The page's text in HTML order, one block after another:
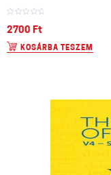
2700 Ft
KOSÁRBA TESZEM